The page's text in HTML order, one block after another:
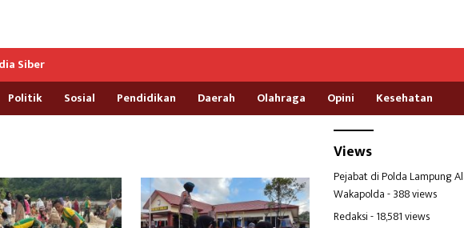
Siber
Politik Sosial Pendidikan Daerah Olahraga Opini Kesehatan
Views
Pejabat di Polda Lampung
Wakapolda- 388 views
Redaksi- 18,581 views